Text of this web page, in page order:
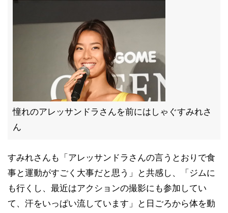
憧れのアレッサンドラさんを前にはしゃぐすみれさ
ん
すみれさんも「アレッサンドラさんの言うとおりで食
事と運動がすごく大事だと思う」と共感し、「ジムに
も行くし、最近はアクションの撮影にも参加してい
て、汗をいっぱい流しています」と日ごろから体を動